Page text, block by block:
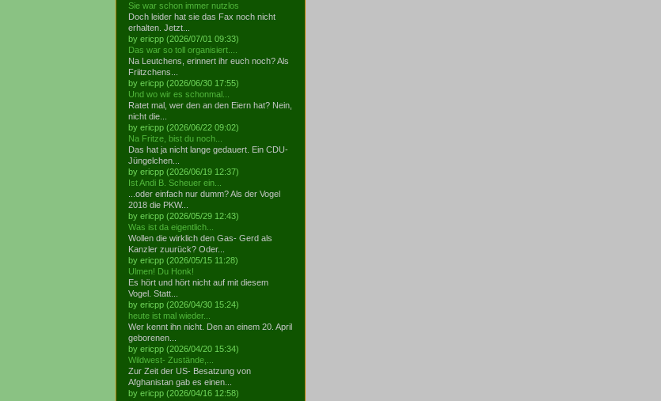
Sie war schon immer nutzlos
Doch leider hat sie das Fax noch nicht
erhalten. Jetzt...
by ericpp (2026/07/01 09:33)
Das war so toll organisiert....
Na Leutchens, erinnert ihr euch noch? Als
Friitzchens...
by ericpp (2026/06/30 17:55)
Und wo wir es schonmal...
Ratet mal, wer den an den Eiern hat? Nein,
nicht die...
by ericpp (2026/06/22 09:02)
Na Fritze, bist du noch...
Das hat ja nicht lange gedauert. Ein CDU-
Jüngelchen...
by ericpp (2026/06/19 12:37)
Ist Andi B. Scheuer ein...
...oder einfach nur dumm? Als der Vogel
2018 die PKW...
by ericpp (2026/05/29 12:43)
Was ist da eigentlich...
Wollen die wirklich den Gas- Gerd als
Kanzler zuurück? Oder...
by ericpp (2026/05/15 11:28)
Ulmen! Du Honk!
Es hört und hört nicht auf mit diesem
Vogel. Statt...
by ericpp (2026/04/30 15:24)
heute ist mal wieder...
Wer kennt ihn nicht. Den an einem 20. April
geborenen...
by ericpp (2026/04/20 15:34)
Wildwest- Zustände,...
Zur Zeit der US- Besatzung von
Afghanistan gab es einen...
by ericpp (2026/04/16 12:58)